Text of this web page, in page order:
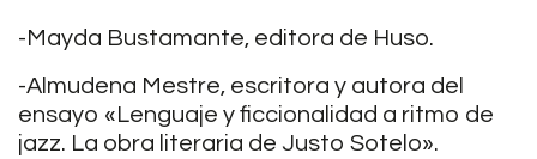
-Mayda Bustamante, editora de Huso.
-Almudena Mestre, escritora y autora del
ensayo «Lenguaje y ficcionalidad a ritmo de
jazz. La obra literaria de Justo Sotelo».